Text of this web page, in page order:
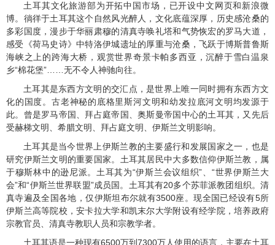
土耳其文化旅游部为开拓中国市场，已开设中文网页和新浪微
博。徜徉于土耳其这个自然风光醉人，文化底蕴深厚，历史感沧桑的
多彩国度，漫步于华丽肃穆的清真寺唤礼塔和气势恢宏的罗马大道，
感受《荷马史诗》中特洛伊城遗址的厚重与沧桑，飞跃于博斯普鲁斯
海峡之上的跨海大桥，观赏世界奇景卡帕多西亚，沉醉于雪白温泉
乡“棉花堡”……无不令人神驰向往。
土耳其是东西方文明的交汇点，是世界上唯一同时拥有东西方文
化的国度。古老神秘的底格里斯河文明和幼发拉底河文明均发源于
此。曾是罗马帝国、拜占庭帝国、奥斯曼帝国中心的土耳其，又先后
受赫梯文明、希腊文明、拜占庭文明、伊斯兰文明影响。
土耳其是当今世界上伊斯兰教的主要盛行和发展国家之一，也是
研究伊斯兰文明的重要国家。土耳其居民中大多数信仰伊斯兰教，属
于穆斯林中的逊尼派。土耳其为“伊斯兰会议组织”、“世界伊斯兰大
会”和“伊斯兰世界联盟”成员国。土耳其有20多个苏菲派教团组织。清
真寺遍及全国各地，仅伊斯坦布尔就有3500座。现全国已经设有5所
伊斯兰高等院校，安卡拉大学和凯末尔大学附设有经学院，培养政府
宗教官员、清真寺教职人员和宗教学者。
土耳其语是一种现有6500万到7300万人使用的语言，主要在土耳